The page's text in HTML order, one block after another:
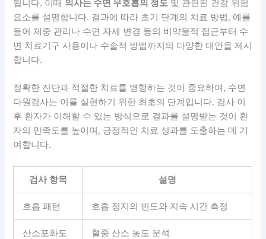
됩니다. 이때 의사는 수면 무호흡의 정도 및 관련된 건강 위험
요소를 설명합니다. 결과에 따라 초기 단계의 치료 방법, 예를
들어 체중 관리나 수면 자세 변경 등의 비약물적 접근부터 수
면 치료기구 사용이나 수술적 방법까지의 다양한 대안을 제시
합니다.
정확한 진단과 적절한 치료를 병행하는 것이 중요하며, 수면
다원검사는 이를 실현하기 위한 최초의 단계입니다. 검사 이
후 환자가 이해할 수 있는 방식으로 결과를 설명받는 것이 환
자의 만족도를 높이며, 긍정적인 치료 성과를 도출하는 데 기
여합니다.
검사 항목 설명
호흡 패턴 호흡 정지의 빈도와 지속 시간 측정
산소포화도 혈중 산소 농도 분석